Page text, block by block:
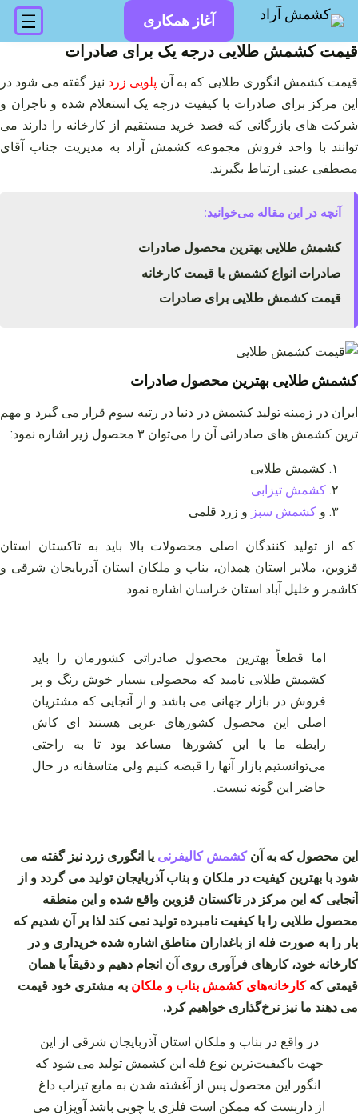
محتوا
آغاز همکاری
قیمت کشمش طلایی درجه یک برای صادرات
قیمت کشمش انگوری طلایی که به آن پلویی زرد نیز گفته می شود در
این مرکز برای صادرات با کیفیت درجه یک استعلام شده و تاجران و
شرکت های بازرگانی که قصد خرید مستقیم از کارخانه را دارند می
توانند با واحد فروش مجموعه کشمش آراد به مدیریت جناب آقای
مصطفی عینی ارتباط بگیرند.
آنچه در این مقاله می‌خوانید:
کشمش طلایی بهترین محصول صادرات
صادرات انواع کشمش با قیمت کارخانه
قیمت کشمش طلایی برای صادرات
کشمش طلایی بهترین محصول صادرات
ایران در زمینه تولید کشمش در دنیا در رتبه سوم قرار می گیرد و مهم
ترین کشمش های صادراتی آن را می‌توان ۳ محصول زیر اشاره نمود:
کشمش طلایی
کشمش تیزابی
و کشمش سبز و زرد قلمی
که از تولید کنندگان اصلی محصولات بالا باید به تاکستان استان
قزوین، ملایر استان همدان، بناب و ملکان استان آذربایجان شرقی و
کاشمر و خلیل آباد استان خراسان اشاره نمود.
اما قطعاً بهترین محصول صادراتی کشورمان را باید
کشمش طلایی نامید که محصولی بسیار خوش رنگ و پر
فروش در بازار جهانی می باشد و از آنجایی که مشتریان
اصلی این محصول کشورهای عربی هستند ای کاش
رابطه ما با این کشورها مساعد بود تا به راحتی
می‌توانستیم بازار آنها را قبضه کنیم ولی متاسفانه در حال
حاضر این گونه نیست.
این محصول که به آنکشمش کالیفرنی یا انگوری زرد نیز گفته می
شود با بهترین کیفیت در ملکان و بناب آذربایجان تولید می گردد و از
آنجایی که این مرکز در تاکستان قزوین واقع شده و این منطقه
محصول طلایی را با کیفیت نامبرده تولید نمی کند لذا بر آن شدیم که
بار را به صورت فله از باغداران مناطق اشاره شده خریداری و در
کارخانه خود، کارهای فرآوری روی آن انجام دهیم و دقیقاً با همان
قیمتی کهکارخانه‌های کشمش بناب و ملکان به مشتری خود قیمت
می دهند ما نیز نرخ‌گذاری خواهیم کرد.
در واقع در بناب و ملکان استان آذربایجان شرقی از این
جهت باکیفیت‌ترین نوع فله این کشمش تولید می‌ شود که
انگور این محصول پس از آغشته شدن به مایع تیزاب داغ
از داربست که ممکن است فلزی یا چوبی باشد آویزان می‌